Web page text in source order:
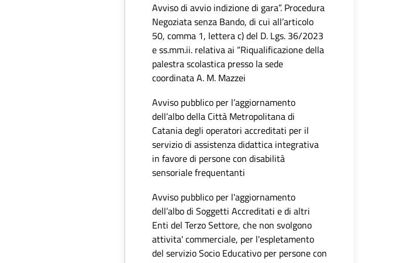
Avviso di avvio indizione di gara”. Procedura
Negoziata senza Bando, di cui all’articolo
50, comma 1, lettera c) del D. Lgs. 36/2023
e ss.mm.ii. relativa ai “Riqualificazione della
palestra scolastica presso la sede
coordinata A. M. Mazzei
Avviso pubblico per l’aggiornamento
dell’albo della Città Metropolitana di
Catania degli operatori accreditati per il
servizio di assistenza didattica integrativa
in favore di persone con disabilità
sensoriale frequentanti
Avviso pubblico per l'aggiornamento
dell’albo di Soggetti Accreditati e di altri
Enti del Terzo Settore, che non svolgono
attivita' commerciale, per l'espletamento
del servizio Socio Educativo per persone con